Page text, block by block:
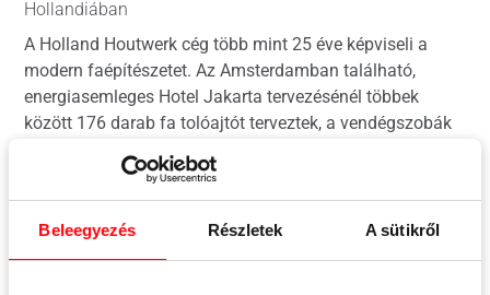
Beleegyezés Részletek A sütikről
Hollandiában
A Holland Houtwerk cég több mint 25 éve képviseli a
modern faépítészetet. Az Amsterdamban található,
energiasemleges Hotel Jakarta tervezésénél többek
között 176 darab fa tolóajtót terveztek, a vendégszobák
A Roto Patio Life biztosítja a tömítettséget és a kezelési
kényelmet.